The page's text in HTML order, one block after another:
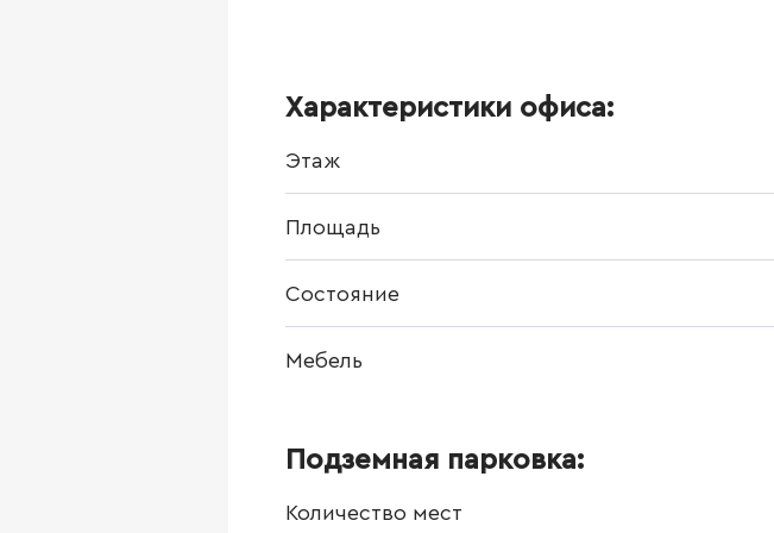
Характеристики офиса:
Этаж
Площадь
Состояние
Мебель
Подземная парковка:
Количество мест